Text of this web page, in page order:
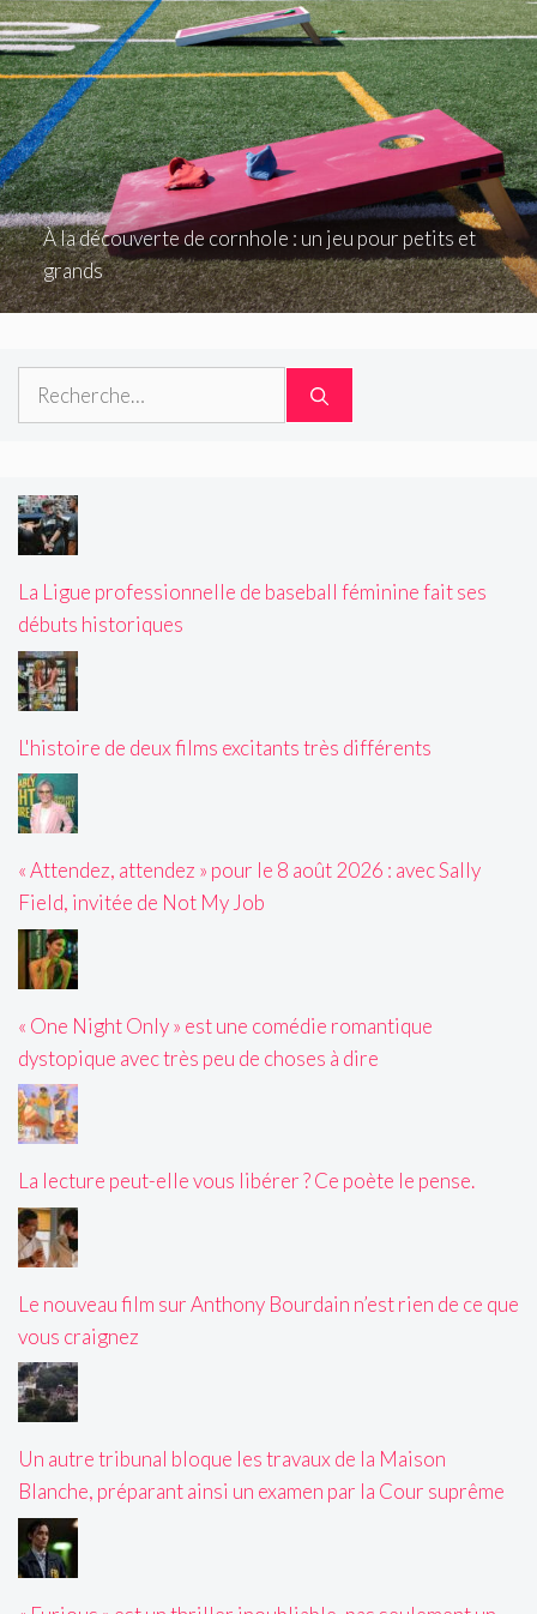
À la découverte de cornhole : un jeu pour petits et
grands
Rechercher :
La Ligue professionnelle de baseball féminine fait ses
débuts historiques
L'histoire de deux films excitants très différents
« Attendez, attendez » pour le 8 août 2026 : avec Sally
Field, invitée de Not My Job
« One Night Only » est une comédie romantique
dystopique avec très peu de choses à dire
La lecture peut-elle vous libérer ? Ce poète le pense.
Le nouveau film sur Anthony Bourdain n’est rien de ce que
vous craignez
Un autre tribunal bloque les travaux de la Maison
Blanche, préparant ainsi un examen par la Cour suprême